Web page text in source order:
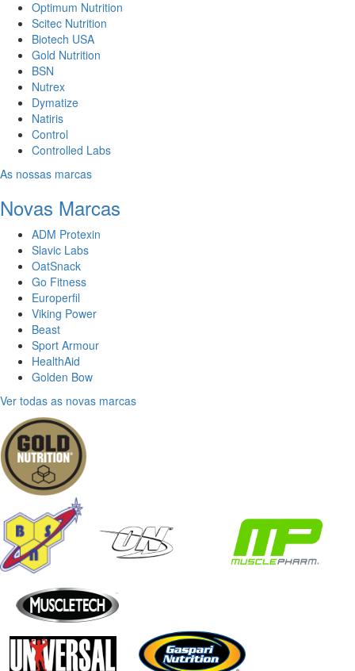
Optimum Nutrition
Scitec Nutrition
Biotech USA
Gold Nutrition
BSN
Nutrex
Dymatize
Natiris
Control
Controlled Labs
As nossas marcas
Novas Marcas
ADM Protexin
Slavic Labs
OatSnack
Go Fitness
Europerfil
Viking Power
Beast
Sport Armour
HealthAid
Golden Bow
Ver todas as novas marcas